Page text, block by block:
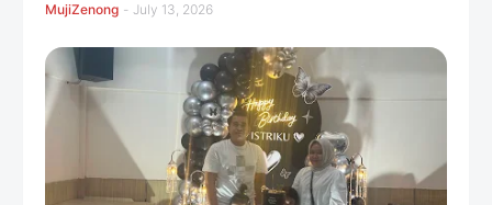
MujiZenong - July 13, 2026